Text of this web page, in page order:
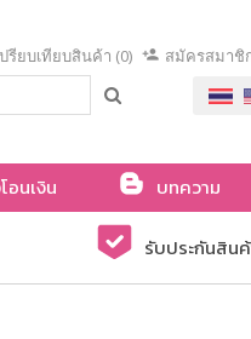
ปรียบเทียบสินค้า (0) สมัครสมาชิ
อนเงิน
บทความ
รับประกันสิน